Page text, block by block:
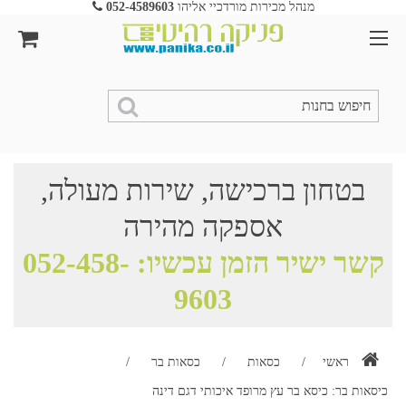
מנהל מכירות מורדכיי אליהו052-4589603
בטחון ברכישה, שירות מעולה,
אספקה מהירה
קשר ישיר הזמן עכשיו: 052-458-
9603
ראשי / כסאות / כסאות בר /
כיסאות בר: כיסא בר עץ מרופד איכותי דגם דינה